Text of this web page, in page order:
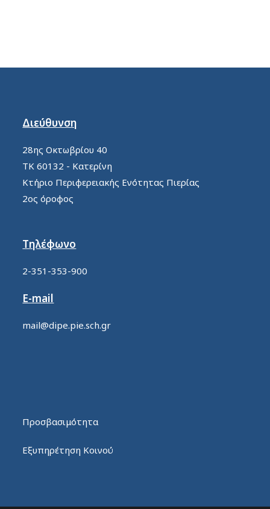
Διεύθυνση
28ης Οκτωβρίου 40
ΤΚ 60132 - Κατερίνη
Κτήριο Περιφερειακής Ενότητας Πιερίας
2ος όροφος
Τηλέφωνο
2-351-353-900
E-mail
mail@dipe.pie.sch.gr
Προσβασιμότητα
Εξυπηρέτηση Κοινού